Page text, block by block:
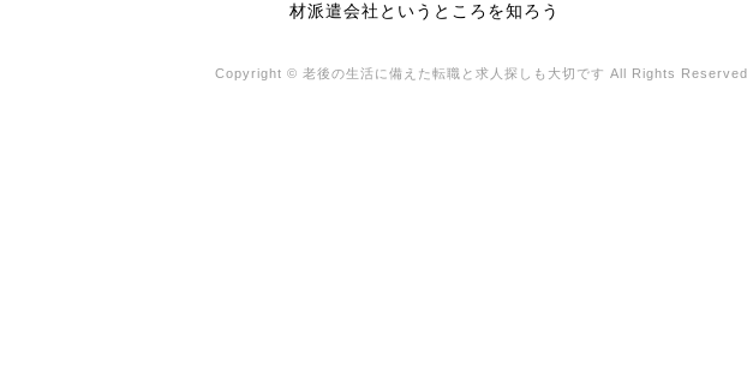
材派遣会社というところを知ろう
Copyright © 老後の生活に備えた転職と求人探しも大切です All Rights Reserved.